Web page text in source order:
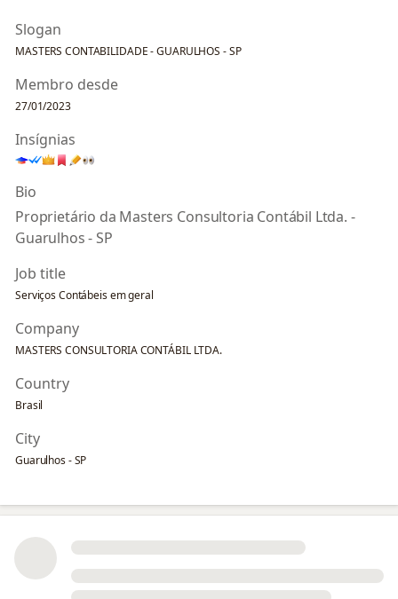
Slogan
MASTERS CONTABILIDADE - GUARULHOS - SP
Membro desde
27/01/2023
Insígnias
Bio
Proprietário da Masters Consultoria Contábil Ltda. -
Guarulhos - SP
Job title
Serviços Contábeis em geral
Company
MASTERS CONSULTORIA CONTÁBIL LTDA.
Country
Brasil
City
Guarulhos - SP